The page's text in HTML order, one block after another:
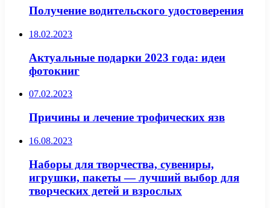
Получение водительского удостоверения
18.02.2023
Актуальные подарки 2023 года: идеи
фотокниг
07.02.2023
Причины и лечение трофических язв
16.08.2023
Наборы для творчества, сувениры,
игрушки, пакеты — лучший выбор для
творческих детей и взрослых